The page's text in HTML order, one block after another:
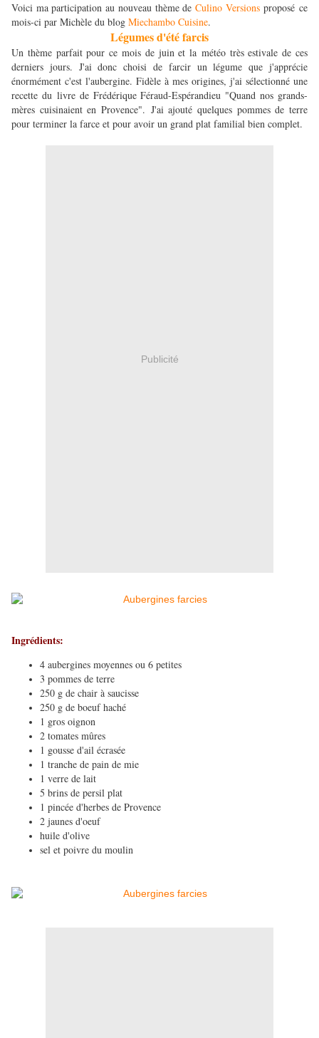
Voici ma participation au nouveau thème de Culino Versionsproposé ce
mois-ci par Michèle du blog Miechambo Cuisine.
Légumes d'été farcis
Un thème parfait pour ce mois de juin et la météo très estivale de ces
derniers jours. J'ai donc choisi de farcir un légume que j'apprécie
énormément c'est l'aubergine. Fidèle à mes origines, j'ai sélectionné une
recette du livre de Frédérique Féraud-Espérandieu "Quand nos grands-
mères cuisinaient en Provence". J'ai ajouté quelques pommes de terre
pour terminer la farce et pour avoir un grand plat familial bien complet.
Publicité
Ingrédients:
4 aubergines moyennes ou 6 petites
3 pommes de terre
250 g de chair à saucisse
250 g de boeuf haché
1 gros oignon
2 tomates mûres
1 gousse d'ail écrasée
1 tranche de pain de mie
1 verre de lait
5 brins de persil plat
1 pincée d'herbes de Provence
2 jaunes d'oeuf
huile d'olive
sel et poivre du moulin